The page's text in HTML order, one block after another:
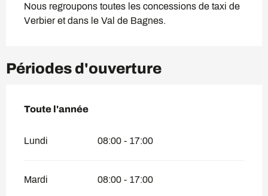
Nous regroupons toutes les concessions de taxi de
Verbier et dans le Val de Bagnes.
Périodes d'ouverture
Toute l'année
Toute l'année
Lundi 08:00 - 17:00
Mardi 08:00 - 17:00